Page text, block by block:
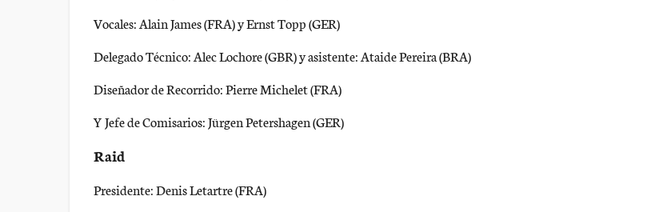
Vocales: Alain James (FRA) y Ernst Topp (GER)
Delegado Técnico: Alec Lochore (GBR) y asistente: Ataide Pereira (BRA)
Diseñador de Recorrido: Pierre Michelet (FRA)
Y Jefe de Comisarios: Jürgen Petershagen (GER)
Raid
Presidente: Denis Letartre (FRA)